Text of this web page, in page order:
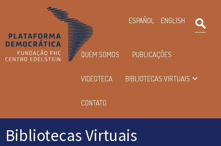
ESPAÑOL ENGLISH
Menu
principal
QUEM SOMOS PUBLICAÇÕES
VIDEOTECA BIBLIOTECAS VIRTUAIS
CONTATO
Bibliotecas Virtuais